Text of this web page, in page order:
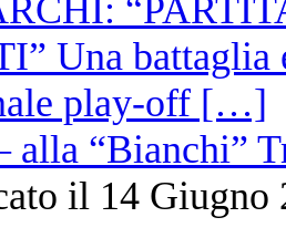
alla “Bianchi”
il 14 Giugno